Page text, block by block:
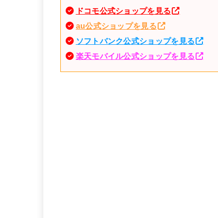
ドコモ公式ショップを見る
au公式ショップを見る
ソフトバンク公式ショップを見る
楽天モバイル公式ショップを見る